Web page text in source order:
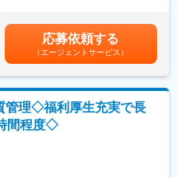
に着手。
ブラシの性能を左右する“材料その
や特性評価を通じて、耐久性・通
製品の価値を高めていきます。専
ため、材料開発未経験でも安
がら、自分が関わった材料が実
を実感できます。EVや電動化が
りの根幹に関われるポジション
打診をさせていただく場合もござ
合わせて様々お話しできればと思
や実務を通じてスキルを身に着け
活躍事例です。
下する可能性があります。月給(月
。
応募依頼する
（エージェントサービス）
管理◇福利厚生充実で長
間程度◇